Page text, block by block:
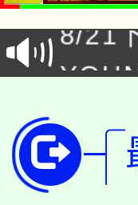
場熱
8/21
徵才
開!
115
田徑
桃園